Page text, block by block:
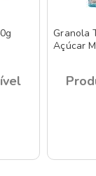
Granola
Açúcar